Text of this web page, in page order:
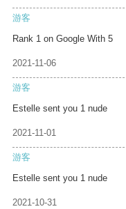
游客
Rank 1 on Google With 5
2021-11-06
游客
Estelle sent you 1 nude
2021-11-01
游客
Estelle sent you 1 nude
2021-10-31